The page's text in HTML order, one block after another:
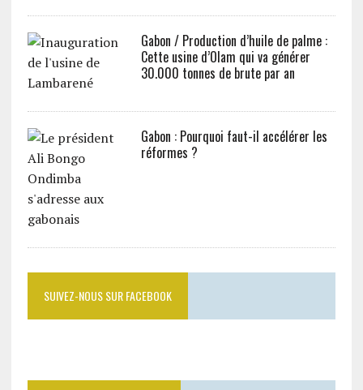
Gabon / Production d’huile de palme :
Cette usine d’Olam qui va générer
30.000 tonnes de brute par an
Gabon : Pourquoi faut-il accélérer les
réformes ?
SUIVEZ-NOUS SUR FACEBOOK